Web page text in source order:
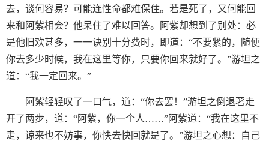
去，谈何容易？可能连性命都难保住。若是死了，又何能回
来和阿紫相会？他呆住了难以回答。阿紫却想到了别处：必
是他旧欢甚多，一一诀别十分费时，即道：“不要紧的，随便
你去多少时候，我在这里等你，只要你回来就好了。”游坦之
道：“我一定回来。”
阿紫轻轻叹了一口气，道：“你去罢！”游坦之倒退著走
开了两步，道：“阿紫，你一个人……”阿紫道：“我在这里不
走，谅来也不妨事，你快去快回就是了。”游坦之心想：自己